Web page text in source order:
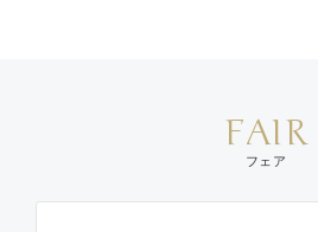
FAIR
フェア